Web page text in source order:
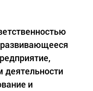
деятельности
и